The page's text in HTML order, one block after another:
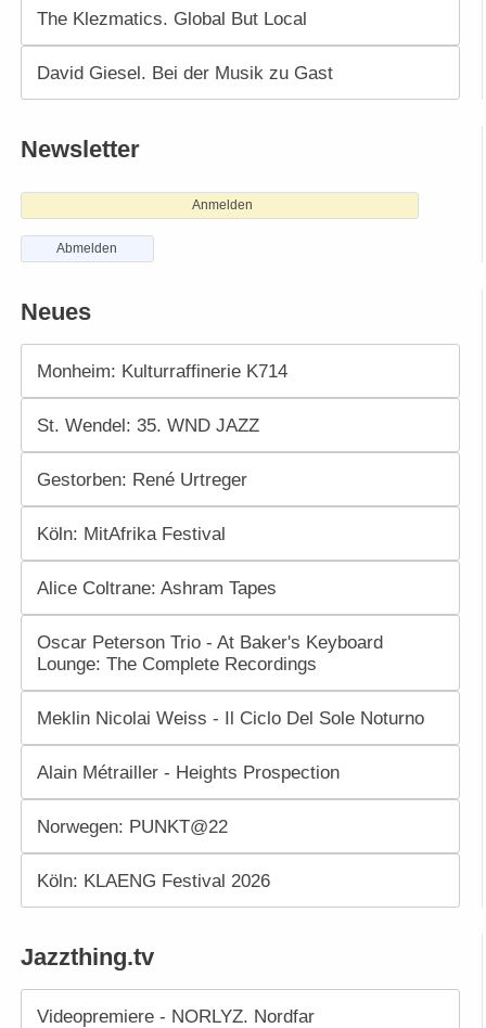
The Klezmatics. Global But Local
David Giesel. Bei der Musik zu Gast
Newsletter
Anmelden
Abmelden
Neues
Monheim: Kulturraffinerie K714
St. Wendel: 35. WND JAZZ
Gestorben: René Urtreger
Köln: MitAfrika Festival
Alice Coltrane: Ashram Tapes
Oscar Peterson Trio - At Baker's Keyboard
Lounge: The Complete Recordings
Meklin Nicolai Weiss - Il Ciclo Del Sole Noturno
Alain Métrailler - Heights Prospection
Norwegen: PUNKT@22
Köln: KLAENG Festival 2026
Jazzthing.tv
Videopremiere - NORLYZ. Nordfar